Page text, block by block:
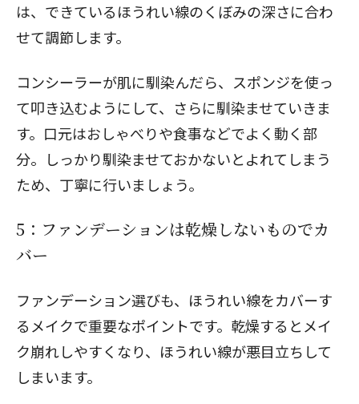
は、 できているほうれい線のくぼみの深さに合わ
せて調節します。
コンシーラーが肌に馴染んだら、スポンジを使っ
て叩き込むようにして、さらに馴染ませていきま
す。口元はおしゃべりや食事などでよく動く部
分。しっかり馴染ませておかないとよれてしまう
ため、丁寧に行いましょう。
5：ファンデーションは乾燥しないものでカ
バー
ファンデーション選びも、ほうれい線をカバーす
るメイクで重要なポイントです。乾燥するとメイ
ク崩れしやすくなり、ほうれい線が悪目立ちして
しまいます。